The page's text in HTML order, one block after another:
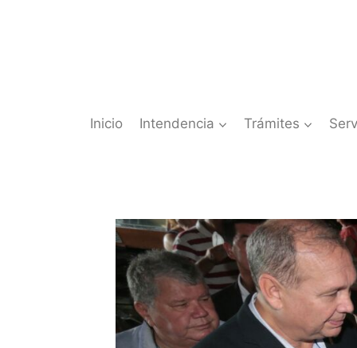
Inicio Intendencia Trámites